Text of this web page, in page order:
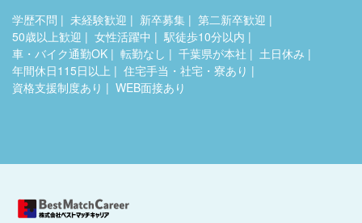
学歴不問 未経験歓迎 新卒募集
第二新卒歓迎
50歳以上歓迎
女性活躍中
駅徒歩10分以内
車・バイク通勤OK
転勤なし 千葉県が本社
土日休み
年間休日115日以上
住宅手当・社宅・寮あり
資格支援制度あり
WEB面接あり